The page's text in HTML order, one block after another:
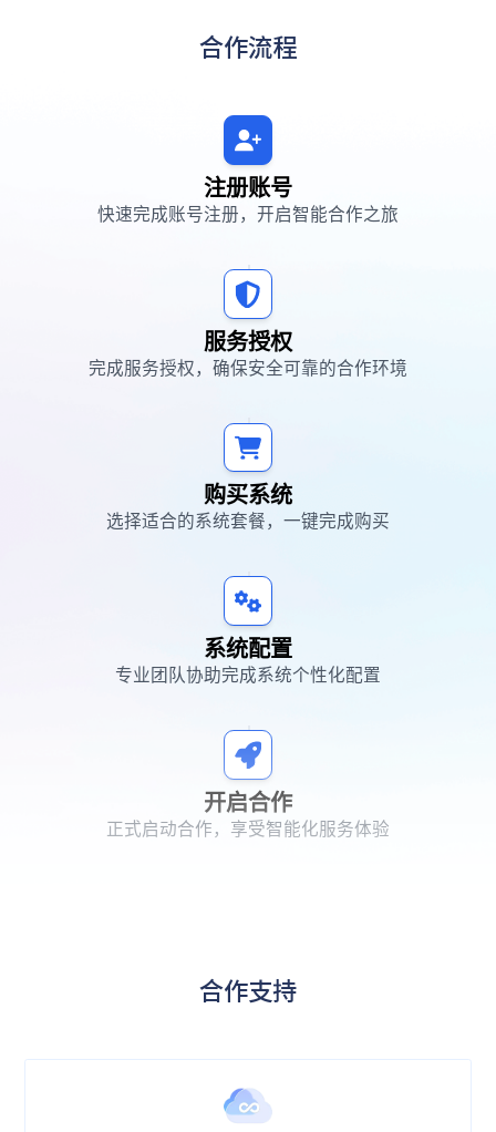
合作流程
注册账号
快速完成账号注册，开启智能合作之旅
服务授权
完成服务授权，确保安全可靠的合作环境
购买系统
选择适合的系统套餐，一键完成购买
系统配置
专业团队协助完成系统个性化配置
开启合作
正式启动合作，享受智能化服务体验
合作支持